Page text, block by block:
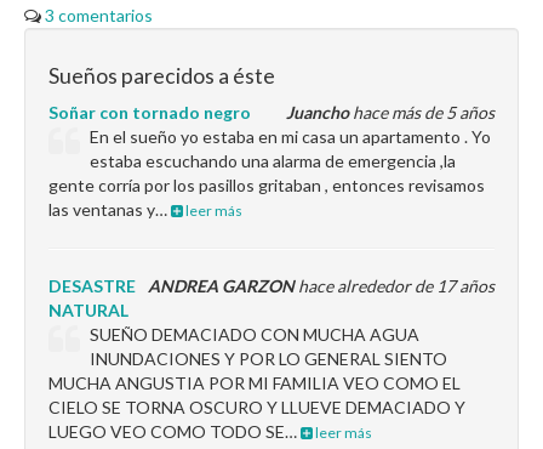
3 comentarios
Sueños parecidos a éste
Juanchohace más de 5 años
Soñar con tornado negro
En el sueño yo estaba en mi casa un apartamento . Yo
estaba escuchando una alarma de emergencia ,la
gente corría por los pasillos gritaban , entonces revisamos
las ventanas y…
leer más
ANDREA GARZONhace alrededor de 17 años
DESASTRE
NATURAL
SUEÑO DEMACIADO CON MUCHA AGUA
INUNDACIONES Y POR LO GENERAL SIENTO
MUCHA ANGUSTIA POR MI FAMILIA VEO COMO EL
CIELO SE TORNA OSCURO Y LLUEVE DEMACIADO Y
LUEGO VEO COMO TODO SE…
leer más